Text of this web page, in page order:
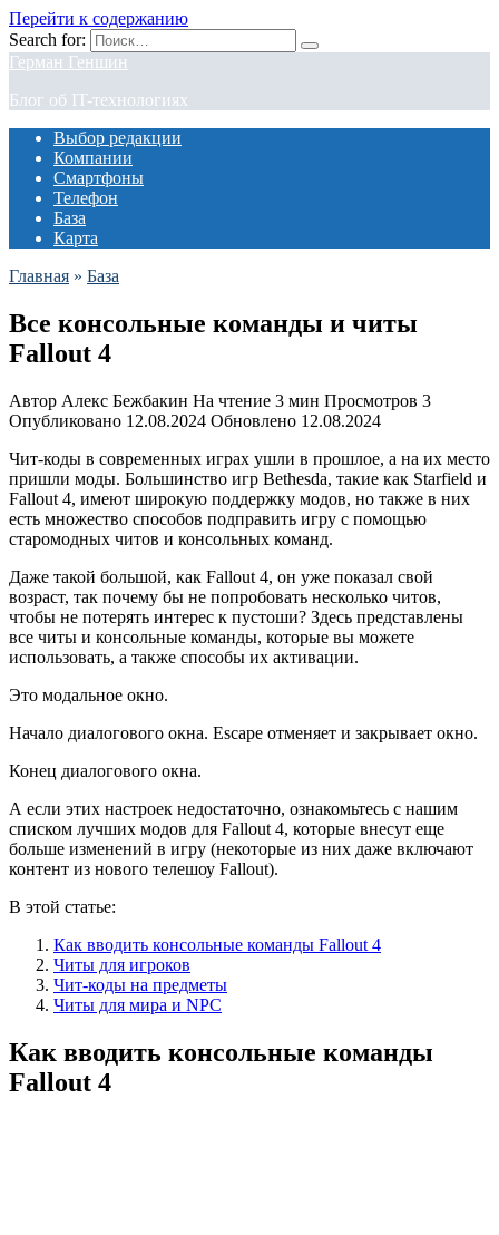
Перейти к содержанию
Search for:
Герман Геншин
Блог об IT-технологиях
Выбор редакции
Компании
Смартфоны
Телефон
База
Карта
Главная » База
Все консольные команды и читы
Fallout 4
Автор Алекс Бежбакин На чтение 3 мин Просмотров 3
Опубликовано 12.08.2024 Обновлено 12.08.2024
Чит-коды в современных играх ушли в прошлое, а на их место
пришли моды. Большинство игр Bethesda, такие как Starfield и
Fallout 4, имеют широкую поддержку модов, но также в них
есть множество способов подправить игру с помощью
старомодных читов и консольных команд.
Даже такой большой, как Fallout 4, он уже показал свой
возраст, так почему бы не попробовать несколько читов,
чтобы не потерять интерес к пустоши? Здесь представлены
все читы и консольные команды, которые вы можете
использовать, а также способы их активации.
Это модальное окно.
Начало диалогового окна. Escape отменяет и закрывает окно.
Конец диалогового окна.
А если этих настроек недостаточно, ознакомьтесь с нашим
списком лучших модов для Fallout 4, которые внесут еще
больше изменений в игру (некоторые из них даже включают
контент из нового телешоу Fallout).
В этой статье:
Как вводить консольные команды Fallout 4
Читы для игроков
Чит-коды на предметы
Читы для мира и NPC
Как вводить консольные команды
Fallout 4